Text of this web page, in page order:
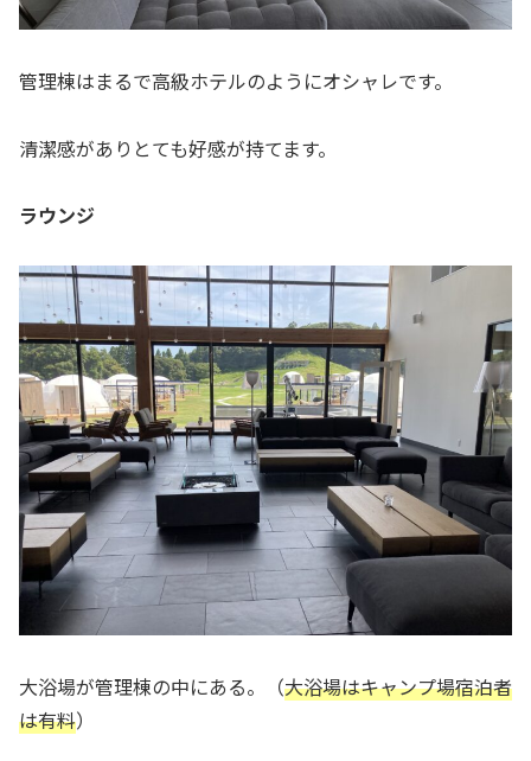
管理棟はまるで高級ホテルのようにオシャレです。
清潔感がありとても好感が持てます。
ラウンジ
大浴場が管理棟の中にある。（大浴場はキャンプ場宿泊者
は有料）